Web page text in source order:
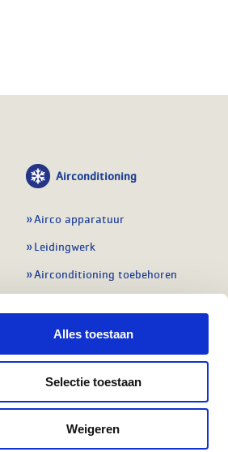
Alles toestaan
Selectie toestaan
Weigeren
Airconditioning
Airco apparatuur
Leidingwerk
Airconditioning toebehoren
Regelapparatuur
Alle koeling